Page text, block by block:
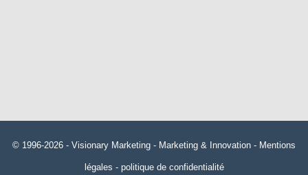
© 1996-2026 - Visionary Marketing - Marketing & Innovation - Mentions
légales - politique de confidentialité